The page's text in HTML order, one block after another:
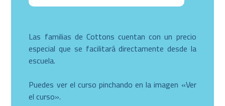
Las familias de Cottons cuentan con un precio
especial que se facilitará directamente desde la
escuela.
Puedes ver el curso pinchando en la imagen «Ver
el curso».